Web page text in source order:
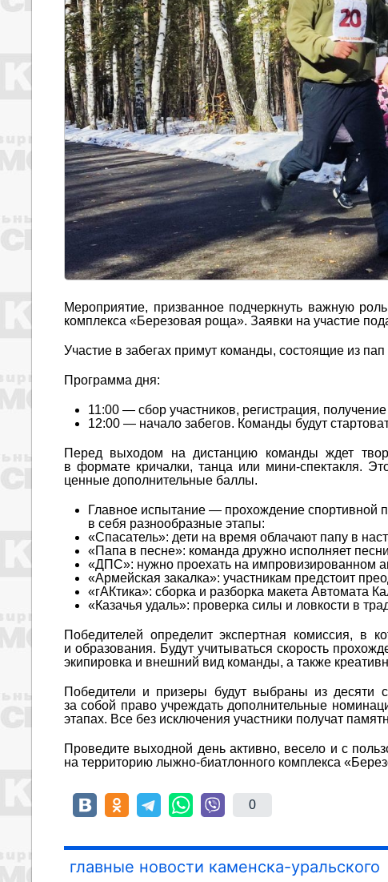
Мероприятие, призванное подчеркнуть важную
комплекса «Березовая роща». Заявки на участие
Участие в забегах примут команды, состоящие из
Программа дня:
11:00 — сбор участников, регистрация,
12:00 — начало забегов. Команды будут
Перед выходом на дистанцию команды ждет
в формате кричалки, танца или мини-спектакля.
ценные дополнительные баллы.
Главное испытание — прохождение спортивной
в себя разнообразные этапы:
«Спасатель»: дети на время облачают папу в
«Папа в песне»: команда дружно исполняет
«ДПС»: нужно проехать на импровизированном
«Армейская закалка»: участникам предстоит
«гАКтика»: сборка и разборка макета Автомата
«Казачья удаль»: проверка силы и ловкости в
Победителей определит экспертная комиссия, в
и образования. Будут учитываться скорость
экипировка и внешний вид команды, а также
Победители и призеры будут выбраны из
за собой право учреждать дополнительные
этапах. Все без исключения участники получат
Проведите выходной день активно, весело и с
на территорию лыжно-биатлонного комплекса
0
главные новости каменска-уральского